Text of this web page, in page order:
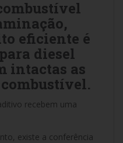
eficiente é
diesel
intactas as
recebem uma
existe a conferência